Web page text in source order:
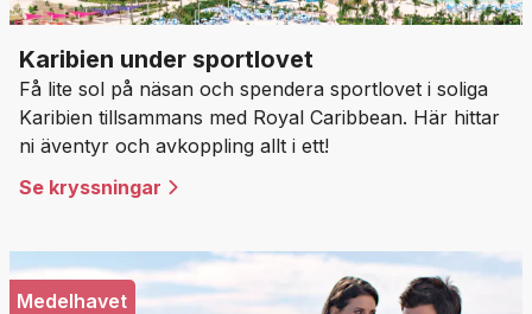
Karibien under sportlovet
Få lite sol på näsan och spendera sportlovet i soliga
Karibien tillsammans med Royal Caribbean. Här hittar
ni äventyr och avkoppling allt i ett!
Se kryssningar
Medelhavet